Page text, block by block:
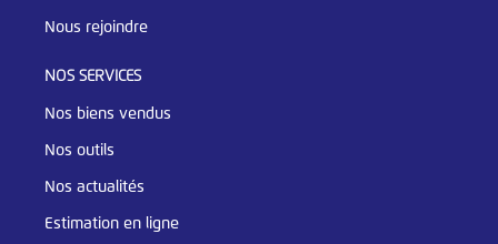
Nous rejoindre
NOS SERVICES
Nos biens vendus
Nos outils
Nos actualités
Estimation en ligne